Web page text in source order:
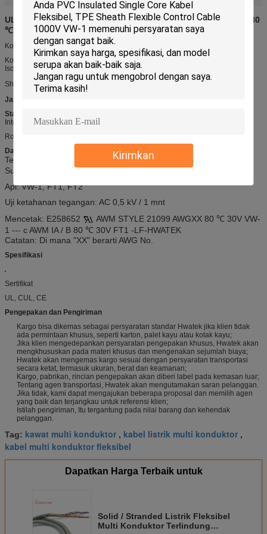
Kirimkan
UL21099 Kabel multi-konduktor menggunakan FRPE jacket, 80
℃, 30V VW-1
Konstruksi
Konduktor: Padat atau Terdampar
Isolasi: PVC, PE, SRPVC, PP, FOAM-PE, TPE, FRPE
Shield atau Braid: Opsional
Jaket
Standar
Internasional: UL758, UL1581, UL2556
RoHS, REACH Compliant,
Data teknis
Tegangan terukur:
Suhu Terukur: -40
℃-80℃
Api: VW-1, FT1, FT2
Uji ketahanan tegangan: AC 0,5 kV / 1 mnt
Mencetak: E258652
AWM STYLE 21099 AWGXX 80 ℃ 30V VW-
1 --- c AWM IA / B 80 ℃ 30V FT1 -LF-HWATEK
Catatan: Di mana "XX" berarti AWG No.
Spesifikasi
Sertifikat
UL, CUL, CE
Pengepakan dan Pengiriman
Kargo bisa dikemas sebagai persyaratan standar Hwatek jika klien tidak
ada permintaan khusus, seperti karton, palet kayu atau kotak kayu;
Jika klien mengedepankan persyaratan pengepakan khusus, Hwatek akan
mengkhususkan pada materi khusus dan mengenakan sejumlah biaya;
Hwatek akan mengemas kargo sesuai dengan persyaratan transportasi
secara ketat, termasuk ukuran, berat dan keamanan;
Kargo, pabrikan, rincian pengepakan akan diberi label pada kemasan luar;
Tentang agen transportasi, Hwatek akan mengutamakan saran pelanggan.
Jika tidak, kami dapat mengajukan beberapa proposal dan memilih agen
yang baik dan terjangkau untuk referensi klien;
Istilah pengiriman, Itu tergantung pada nilai barang dan kehendak
pelanggan.
Tag: kawat multi konduktor , kabel listrik multi konduktor ,
kabel multi konduktor fleksibel
Dapatkan Harga Terbaik untuk
Solid / Stranded Listrik Fleksibel
Multi Konduktor Terlindung